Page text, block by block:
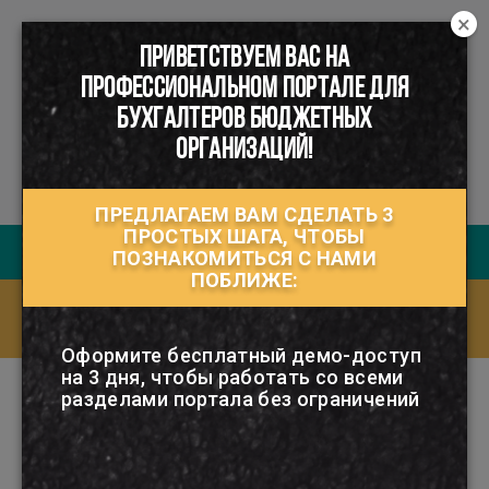
☰
Руководство пользователя
Ответы на часто задаваемые вопросы
(FAQ)
РУБРИКАТОР
ПОСОБИЯ ПО ВРЕМЕННОЙ
×
ПРИВЕТСТВУЕМ ВАС НА
ПРОФЕССИОНАЛЬНОМ ПОРТАЛЕ ДЛЯ
БУХГАЛТЕРОВ БЮДЖЕТНЫХ
ОРГАНИЗАЦИЙ!
ПРЕДЛАГАЕМ ВАМ СДЕЛАТЬ 3
ПРОСТЫХ ШАГА, ЧТОБЫ
ПОЗНАКОМИТЬСЯ С НАМИ
ПОБЛИЖЕ:
Оформите бесплатный демо-доступ
на 3 дня, чтобы работать со всеми
разделами портала без ограничений